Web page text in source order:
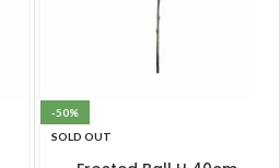
-50%
SOLD OUT